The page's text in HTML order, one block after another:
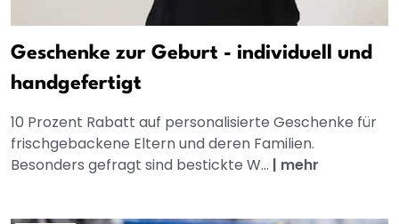
Geschenke zur Geburt - individuell und
handgefertigt
10 Prozent Rabatt auf personalisierte Geschenke für
frischgebackene Eltern und deren Familien.
Besonders gefragt sind bestickte W... | mehr